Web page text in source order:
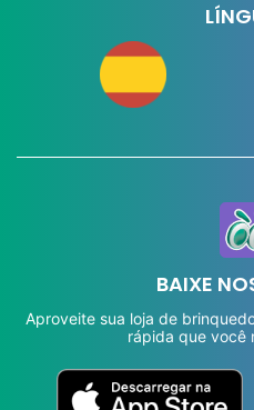
BAIXE
Aproveite sua loja de
rápida que você